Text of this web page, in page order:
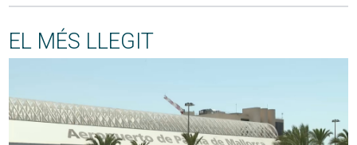
EL MÉS LLEGIT